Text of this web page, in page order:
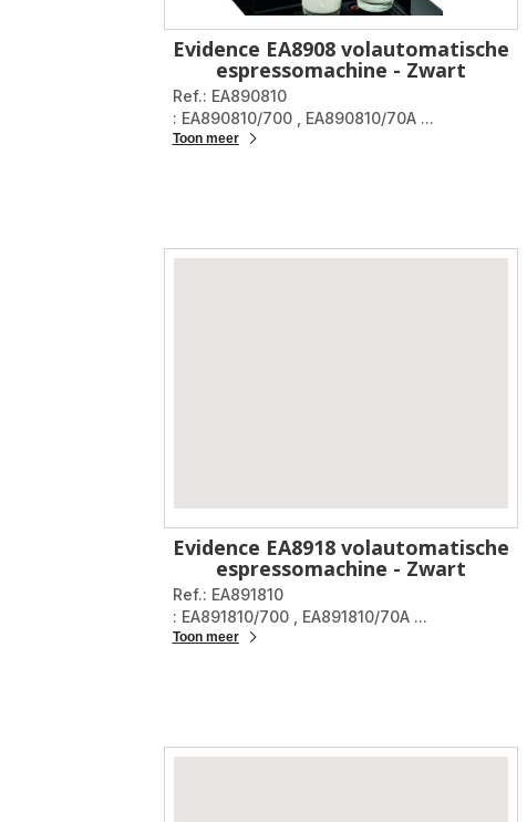
Evidence EA8908 volautomatische
espressomachine - Zwart
Ref.: EA890810
: EA890810/700
EA890810/70A ...
Toon meer
Evidence EA8918 volautomatische
espressomachine - Zwart
Ref.: EA891810
: EA891810/700
EA891810/70A ...
Toon meer